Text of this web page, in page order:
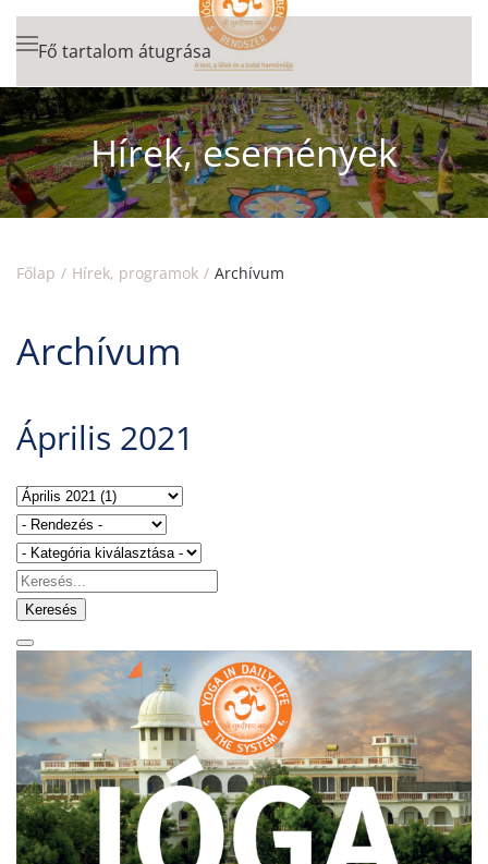
Fő tartalom átugrása
Hírek, események
Főlap Hírek, programok Archívum
Archívum
Április 2021
Keresés